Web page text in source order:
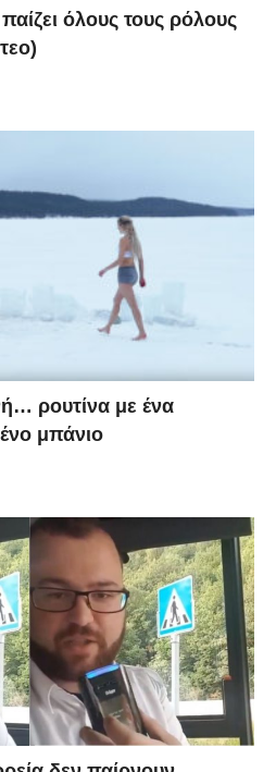
όλους τους ρόλους
ρουτίνα με ένα
μπάνιο